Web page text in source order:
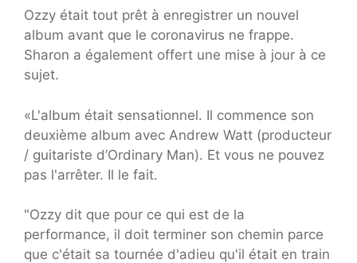
Ozzy était tout prêt à enregistrer un nouvel
album avant que le coronavirus ne frappe.
Sharon a également offert une mise à jour à ce
sujet.
«L'album était sensationnel. Il commence son
deuxième album avec Andrew Watt (producteur
/ guitariste d’Ordinary Man). Et vous ne pouvez
pas l'arrêter. Il le fait.
"Ozzy dit que pour ce qui est de la
performance, il doit terminer son chemin parce
que c'était sa tournée d'adieu qu'il était en train